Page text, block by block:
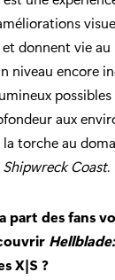
donnent vie au
niveau encore
aux
torche au
Shipwreck Coast.
part des fans
X|S ?